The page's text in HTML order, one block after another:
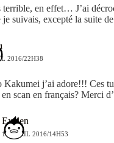
terrible, en effet… J’ai
je suivais, excepté la suite
2016/22H38
Kakumei j’ai adore!!! Ces
scan en français? Merci
Exelen
10 AVRIL 2016/14H53